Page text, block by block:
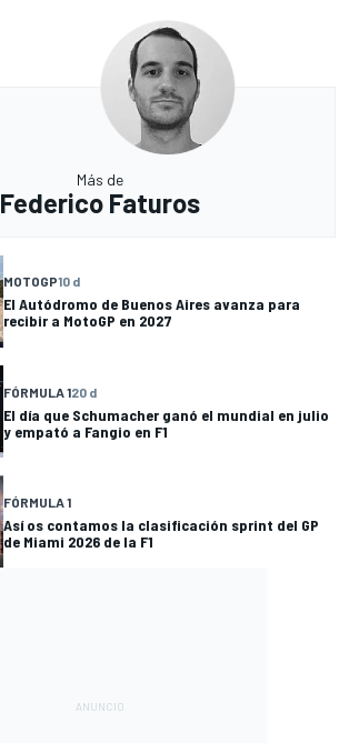
Más de
Federico Faturos
MOTOGP10 d
El Autódromo de Buenos Aires avanza para
recibir a MotoGP en 2027
FÓRMULA 120 d
El día que Schumacher ganó el mundial en julio
y empató a Fangio en F1
FÓRMULA 1
Así os contamos la clasificación sprint del GP
de Miami 2026 de la F1